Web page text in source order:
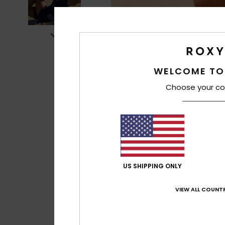
WELCOME
Choose your
US SHIPPING ONLY
VIEW ALL